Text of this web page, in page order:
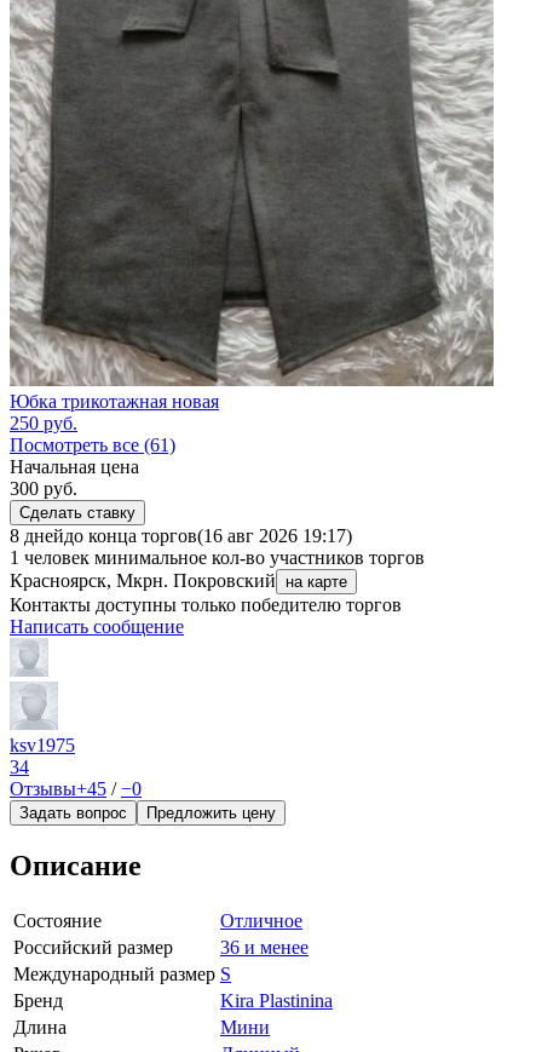
Юбка трикотажная новая
250 руб.
Посмотреть все (61)
Начальная цена
300 руб.
Сделать ставку
8 днейдо конца торгов(16 авг 2026 19:17)
1 человек минимальное кол-во участников торгов
Красноярск, Мкрн. Покровский
на карте
Контакты доступны только победителю торгов
Написать сообщение
ksv1975
34
Отзывы+45 /−0
Задать вопрос Предложить цену
Описание
Состояние
Отличное
Российский размер
36 и менее
Международный размер S
Бренд
Kira Plastinina
Длина
Мини